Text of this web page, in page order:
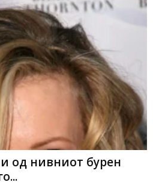
од нивниот бурен